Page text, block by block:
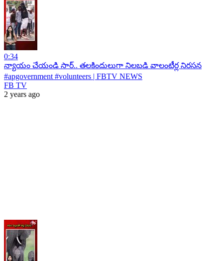
0:34
న్యాయం చేయండి సార్.. తలకిందులుగా నిలబడి వాలంటీర్ల నిరసన
#apgovernment #volunteers | FBTV NEWS
FB TV
2 years ago